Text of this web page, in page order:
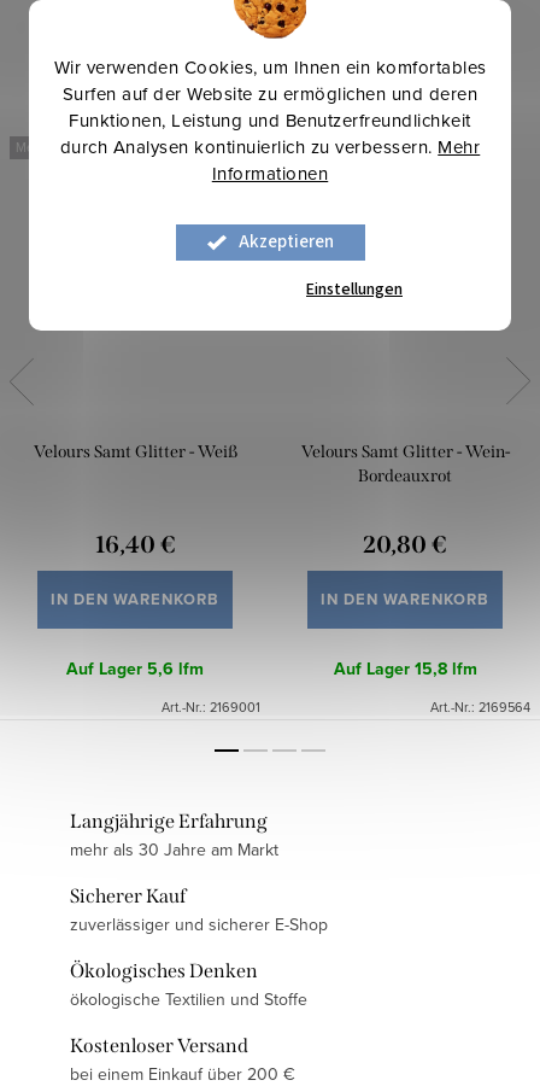
Wir verwenden Cookies, um Ihnen ein komfortables
Surfen auf der Website zu ermöglichen und deren
Funktionen, Leistung und Benutzerfreundlichkeit
durch Analysen kontinuierlich zu verbessern. Mehr
Informationen
Akzeptieren
Einstellungen
Mehr für weniger
Velours Samt Glitter - Weiß
16,40 €
IN DEN WARENKORB
Auf Lager 5,6 lfm
Art.-Nr.: 2169001
Mehr für weniger
Velours Samt Glitter - Wein-
Bordeauxrot
20,80 €
IN DEN WARENKORB
Auf Lager 15,8 lfm
Art.-Nr.: 2169564
Langjährige Erfahrung
mehr als 30 Jahre am Markt
Sicherer Kauf
zuverlässiger und sicherer E-Shop
Ökologisches Denken
ökologische Textilien und Stoffe
Kostenloser Versand
bei einem Einkauf über 200 €